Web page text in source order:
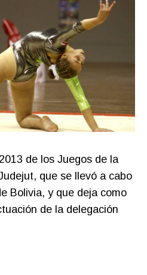
de los Juegos de la
que se llevó a cabo
Bolivia, y que deja como
de la delegación